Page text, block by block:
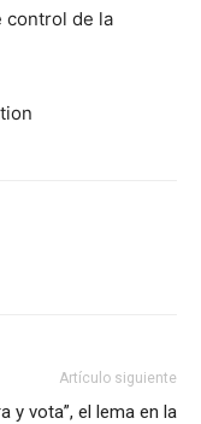
control de la
Artículo siguiente
y vota”, el lema en la